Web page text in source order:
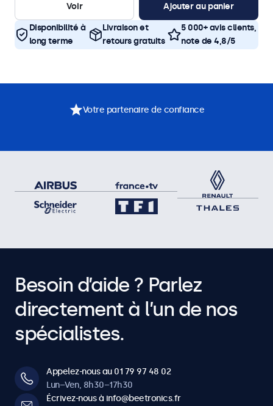
Voir
Ajouter au panier
Disponibilité à
long terme
Livraison et
retours gratuits
5 000+ avis clients,
note de 4,8/5
Votre partenaire de confiance
Besoin d’aide ? Parlez
directement à l’un de nos
spécialistes.
Appelez-nous au 01 79 97 48 02
Lun–Ven, 8h30–17h30
Écrivez-nous à info@beetronics.fr